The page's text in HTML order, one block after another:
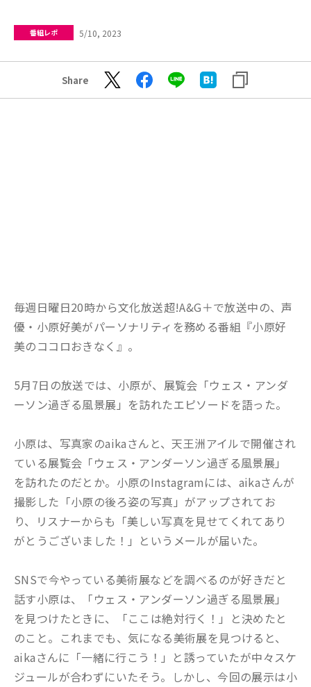
番組レポ 5/10, 2023
Share
毎週日曜日20時から文化放送超!A&G＋で放送中の、声
優・小原好美がパーソナリティを務める番組『小原好
美のココロおきなく』。
5月7日の放送では、小原が、展覧会「ウェス・アンダ
ーソン過ぎる風景展」を訪れたエピソードを語った。
小原は、写真家のaikaさんと、天王洲アイルで開催され
ている展覧会「ウェス・アンダーソン過ぎる風景展」
を訪れたのだとか。小原のInstagramには、aikaさんが
撮影した「小原の後ろ姿の写真」がアップされてお
り、リスナーからも「美しい写真を見せてくれてあり
がとうございました！」というメールが届いた。
SNSで今やっている美術展などを調べるのが好きだと
話す小原は、「ウェス・アンダーソン過ぎる風景展」
を見つけたときに、「ここは絶対行く！」と決めたと
のこと。これまでも、気になる美術展を見つけると、
aikaさんに「一緒に行こう！」と誘っていたが中々スケ
ジュールが合わずにいたそう。しかし、今回の展示は小